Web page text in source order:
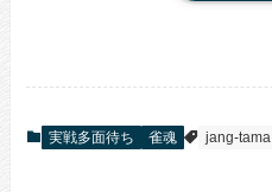
実戦多面待ち 雀魂 jang-tama